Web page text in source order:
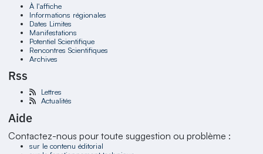
À l'affiche
Informations régionales
Dates Limites
Manifestations
Potentiel Scientifique
Rencontres Scientifiques
Archives
Rss
Lettres
Actualités
Aide
Contactez-nous pour toute suggestion ou problème :
sur le contenu éditorial